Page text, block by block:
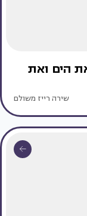
הים ואת
שירה רייז משולם